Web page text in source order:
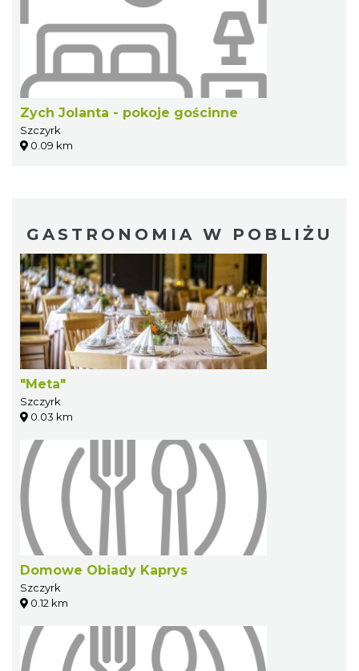
Zych Jolanta - pokoje gościnne
Szczyrk
0.09 km
GASTRONOMIA W POBLIŻU
"Meta"
Szczyrk
0.03 km
Domowe Obiady Kaprys
Szczyrk
0.12 km